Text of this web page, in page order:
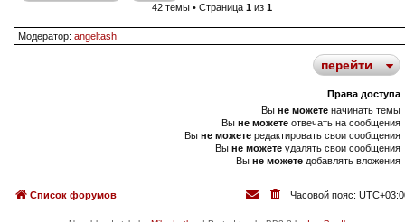
42 темы • Страница 1из 1
Модератор: angeltash
перейти
Права доступа
Вы не можете начинать темы
Вы не можете отвечать на сообщения
Вы не можете редактировать свои сообщения
Вы не можете удалять свои сообщения
Вы не можете добавлять вложения
Список форумов Часовой пояс: